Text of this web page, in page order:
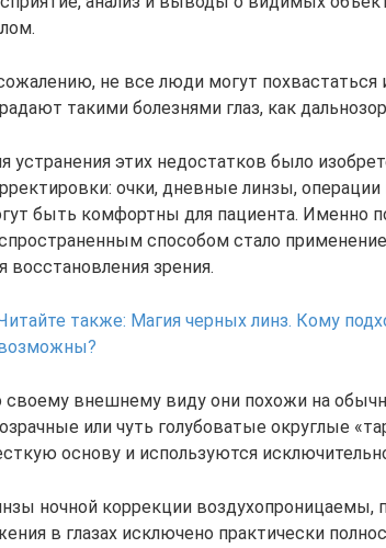
не все люди могут
такими болезнями глаз, как
устранения этих недостатков было
очки, дневные линзы,
быть комфортны для пациента. Именно
способом стало
восстановления зрения.
также: Магия черных линз. Кому
своему внешнему виду они похожи на
или чуть голубоватые округлые
основу и используются
ночной коррекции воздухопроницаемы,
в глазах исключено практически